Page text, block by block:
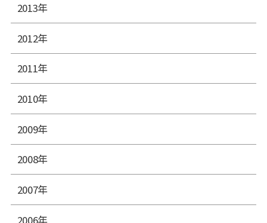
2013年
2012年
2011年
2010年
2009年
2008年
2007年
2006年